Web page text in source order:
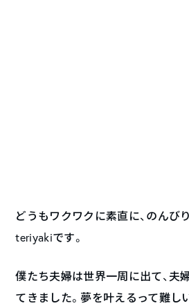
どうもワクワクに素直に、のんび
teriyakiです。
僕たち夫婦は世界一周に出て、夫
てきました。夢を叶えるって難し